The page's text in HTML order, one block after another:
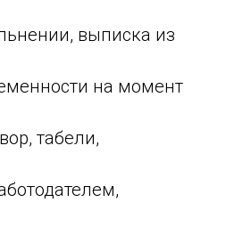
выписка из
на момент
табели,